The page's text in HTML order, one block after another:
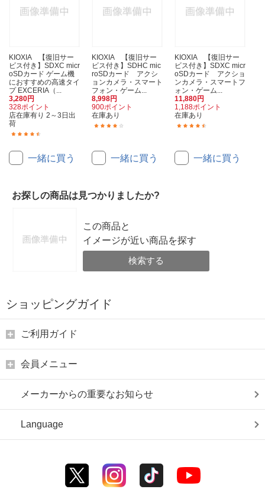
KIOXIA 【復旧サー
ビス付き】SDXC micr
oSDカード ゲーム機
におすすめの高速タイ
プ EXCERIA（...
3,280円
328ポイント
店在庫有り 2～3日出
荷
一緒に買う
KIOXIA 【復旧サー
ビス付き】SDHC mic
roSDカード アクシ
ョンカメラ・スマート
フォン・ゲーム...
8,998円
900ポイント
在庫あり
一緒に買う
KIOXIA 【復旧サー
ビス付き】SDXC micr
oSDカード アクショ
ンカメラ・スマートフ
ォン・ゲーム...
11,880円
1,188ポイント
在庫あり
一緒に買う
お探しの商品は見つかりましたか?
この商品と
イメージが近い商品を探す
検索する
ショッピングガイド
ご利用ガイド
会員メニュー
メーカーからの重要なお知らせ
Language